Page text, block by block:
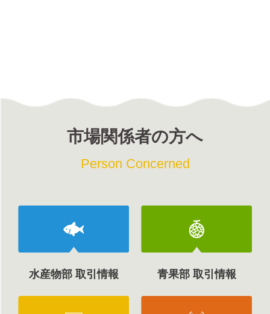
市場関係者の方へ
Person Concerned
水産物部 取引情報 青果部 取引情報